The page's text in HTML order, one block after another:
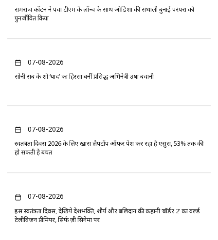
रामराज कॉटन ने पंचा टीएम के लॉन्च के साथ ओडिशा की संथाली बुनाई परंपरा को
पुनर्जीवित किया
07-08-2026
सोनी सब के शो ‘यादें’ का हिस्सा बनीं प्रसिद्ध अभिनेत्री उषा बचानी
07-08-2026
स्वतंत्रता दिवस 2026 के लिए खास लैपटॉप ऑफर पेश कर रहा है एसुस, 53% तक की
हो सकती है बचत
07-08-2026
इस स्वतंत्रता दिवस, देखिये देशभक्ति, शौर्य और बलिदान की कहानी ‘बॉर्डर 2’ का वर्ल्ड
टेलीविजन प्रीमियर, सिर्फ ज़ी सिनेमा पर